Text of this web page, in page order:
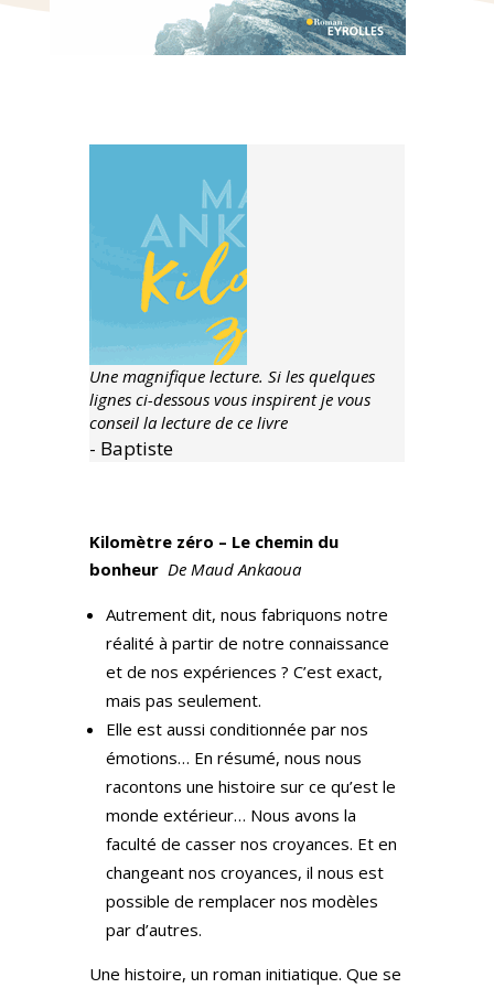
Une magnifique lecture. Si les quelques
lignes ci-dessous vous inspirent je vous
conseil la lecture de ce livre
- Baptiste
Kilomètre zéro – Le chemin du
bonheur De Maud Ankaoua
Autrement dit, nous fabriquons notre
réalité à partir de notre connaissance
et de nos expériences ? C’est exact,
mais pas seulement.
Elle est aussi conditionnée par nos
émotions… En résumé, nous nous
racontons une histoire sur ce qu’est le
monde extérieur… Nous avons la
faculté de casser nos croyances. Et en
changeant nos croyances, il nous est
possible de remplacer nos modèles
par d’autres.
Une histoire, un roman initiatique. Que se